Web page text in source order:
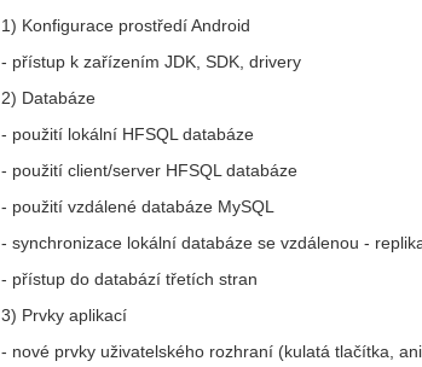
1) Konfigurace prostředí Android
- přístup k zařízením JDK, SDK, drivery
2) Databáze
- použití lokální HFSQL databáze
- použití client/server HFSQL databáze
- použití vzdálené databáze MySQL
- synchronizace lokální databáze se vzdálenou -
- přístup do databází třetích stran
3) Prvky aplikací
- nové prvky uživatelského rozhraní (kulatá tlačítka,